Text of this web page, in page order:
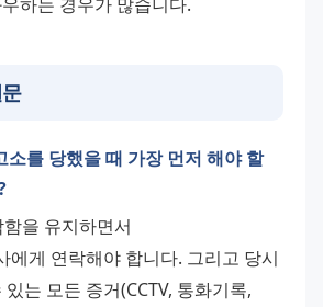
소를 당했을 때 가장 먼저 해야 할
을 유지하면서
에게 연락해야 합니다. 그리고 당시
는 모든 증거(CCTV, 통화기록,